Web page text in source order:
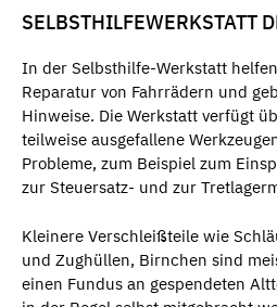
SELBSTHILFEWERKSTATT
In der Selbsthilfe-Werkstatt
Reparatur von Fahrrädern und
Hinweise. Die Werkstatt verfügt
teilweise ausgefallene
Probleme, zum Beispiel zum
zur Steuersatz- und zur
Kleinere Verschleißteile wie
und Zughüllen, Birnchen sind
einen Fundus an gespendeten